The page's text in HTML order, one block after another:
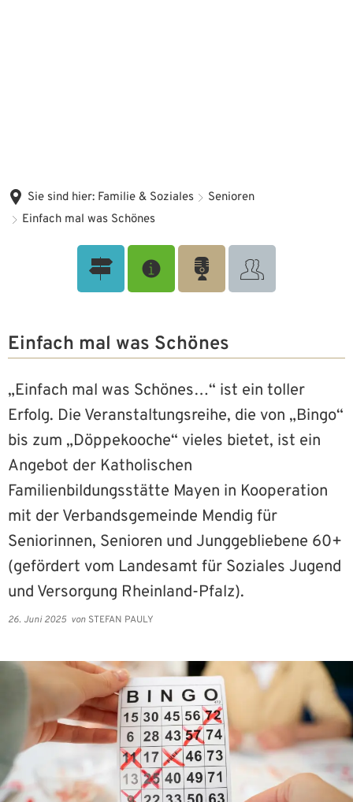
Sie sind hier: Familie & Soziales
Senioren
Einfach mal was Schönes
Einfach mal was Schönes
„Einfach mal was Schönes…“ ist ein toller
Erfolg. Die Veranstaltungsreihe, die von „Bingo“
bis zum „Döppekooche“ vieles bietet, ist ein
Angebot der Katholischen
Familienbildungsstätte Mayen in Kooperation
mit der Verbandsgemeinde Mendig für
Seniorinnen, Senioren und Junggebliebene 60+
(gefördert vom Landesamt für Soziales Jugend
und Versorgung Rheinland-Pfalz).
26. Juni 2025 von STEFAN PAULY